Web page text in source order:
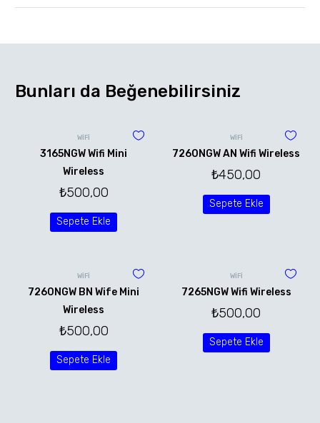
Bunları da Beğenebilirsiniz
WİFİ
3165NGW Wifi Mini
Wireless
₺500,00
Sepete Ekle
WİFİ
7260NGW AN Wifi Wireless
₺450,00
Sepete Ekle
WİFİ
7260NGW BN Wife Mini
Wireless
₺500,00
Sepete Ekle
WİFİ
7265NGW Wifi Wireless
₺500,00
Sepete Ekle